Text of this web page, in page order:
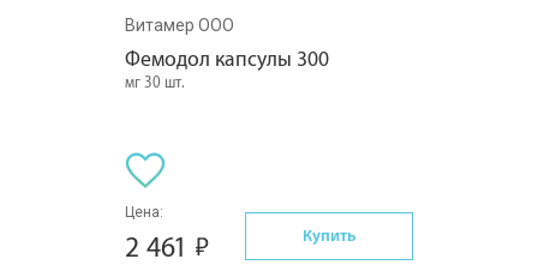
Витамер ООО
Фемодол капсулы 300
мг 30 шт.
Цена:
2 461 Купить